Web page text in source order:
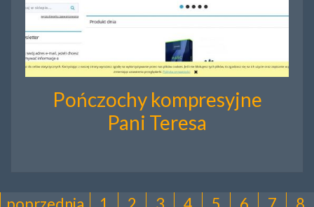
Pończochy kompresyjne
Pani Teresa